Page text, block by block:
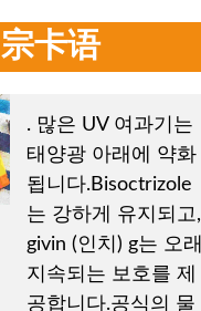
宗卡语
. 많은 UV 여과기는
태양광 아래에 약화
됩니다.Bisoctrizole
는 강하게 유지되고,
givin (인치) g는 오래
지속되는 보호를 제
공합니다.공식의 물